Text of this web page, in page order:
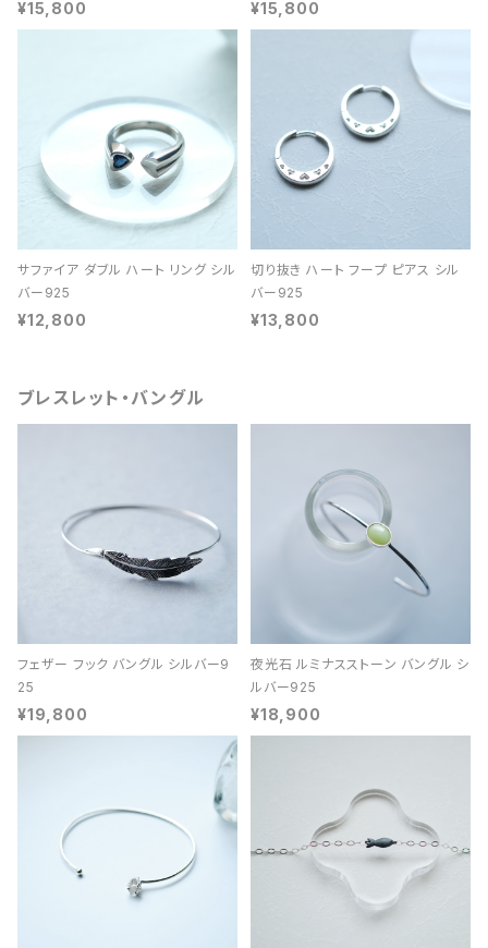
¥15,800 ¥15,800
サファイア ダブル ハート リング シル
バー925
¥12,800
切り抜き ハート フープ ピアス シル
バー925
¥13,800
ブレスレット・バングル
フェザー フック バングル シルバー9
25
¥19,800
夜光石 ルミナスストーン バングル シ
ルバー925
¥18,900